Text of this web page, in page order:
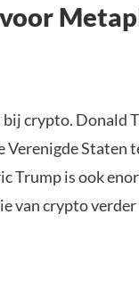
crypto. Donald
Verenigde Staten
Trump is ook
van crypto